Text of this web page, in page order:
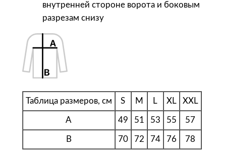
к
а
у
ж
к
внутренней стороне ворота и боковым
разрезам снизу
Таблица размеров, см S M L XL XXL
A 49 51 53 55 57
B 70 72 74 76 78